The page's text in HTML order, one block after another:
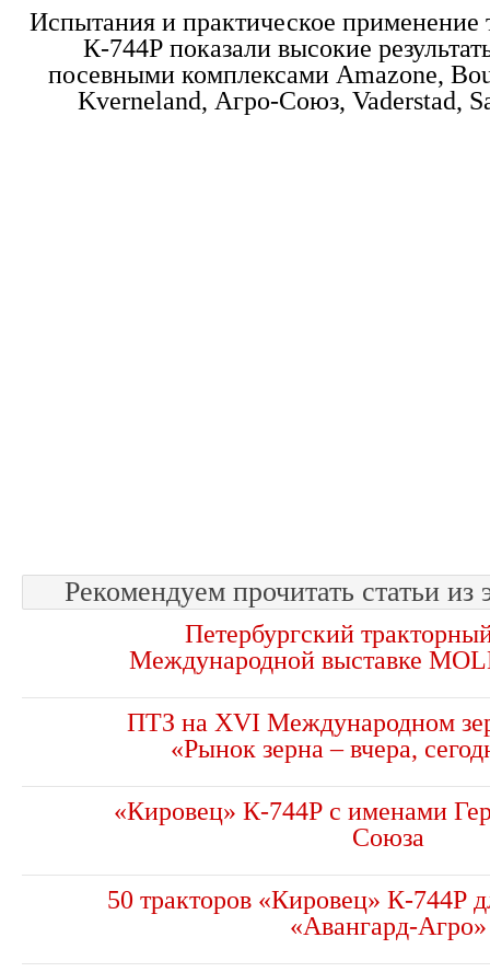
Испытания и практическое применение
К-744Р показали высокие
посевными комплексами Amazone,
Kverneland, Агро-Союз, Vaderstad,
Рекомендуем прочитать статьи из
Петербургский
Международной выставке
ПТЗ на XVI Международном
«Рынок зерна – вчера,
«Кировец» К-744Р с именами
Союза
50 тракторов «Кировец» К-744Р
«Авангард-Агро»